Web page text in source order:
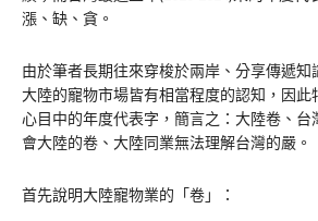
漲、缺、貪。
由於筆者長期往來穿梭於兩岸、分享傳遞知
大陸的寵物市場皆有相當程度的認知，因
心目中的年度代表字，簡言之：大陸卷、
會大陸的卷、大陸同業無法理解台灣的嚴。
首先說明大陸寵物業的「卷」：